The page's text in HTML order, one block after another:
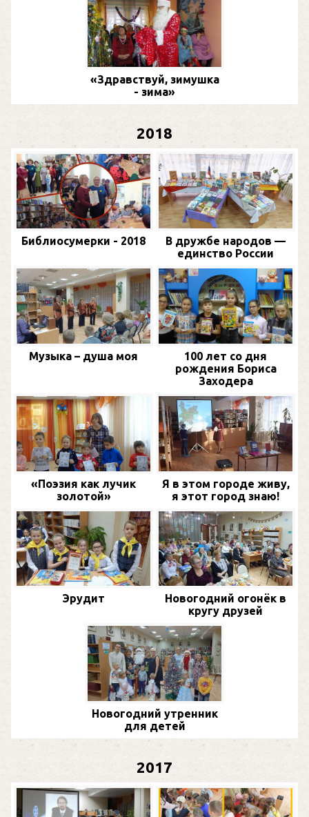
«Здравствуй, зимушка
- зима»
2018
Библиосумерки - 2018
В дружбе народов —
единство России
Музыка – душа моя
100 лет со дня
рождения Бориса
Заходера
«Поэзия как лучик
золотой»
Я в этом городе живу,
я этот город знаю!
Эрудит
Новогодний огонёк в
кругу друзей
Новогодний утренник
для детей
2017